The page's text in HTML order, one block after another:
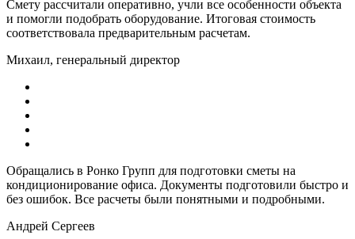
Смету рассчитали оперативно, учли все особенности объекта
и помогли подобрать оборудование. Итоговая стоимость
соответствовала предварительным расчетам.
Михаил, генеральный директор
Обращались в Ронко Групп для подготовки сметы на
кондиционирование офиса. Документы подготовили быстро и
без ошибок. Все расчеты были понятными и подробными.
Андрей Сергеев